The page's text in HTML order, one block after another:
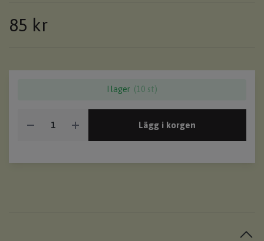
85 kr
I lager (10 st)
Lägg i korgen